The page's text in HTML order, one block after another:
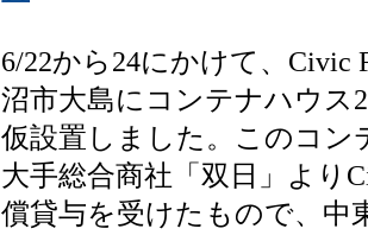
6/22から24にかけて、Civic
沼市大島にコンテナハウス
仮設置しました。このコン
大手総合商社「双日」より
償貸与を受けたもので、中